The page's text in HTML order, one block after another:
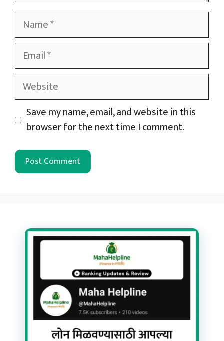
Name
Email
Website
Save my name, email, and website in this
browser for the next time I comment.